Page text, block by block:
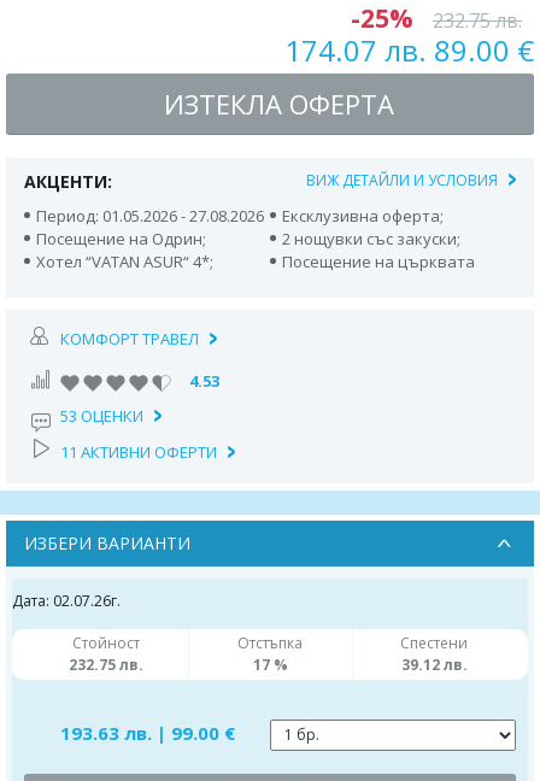
-25% 232.75 лв.
174.07 лв. 89.00 €
ИЗТЕКЛА ОФЕРТА
АКЦЕНТИ: ВИЖ ДЕТАЙЛИ И УСЛОВИЯ
Период: 01.05.2026 - 27.08.2026
Ексклузивна оферта;
Посещение на Одрин;
2 нощувки със закуски;
Хотел “VATAN ASUR“ 4*;
Посещение на църквата
КОМФОРТ ТРАВЕЛ
4.53
53 ОЦЕНКИ
11 АКТИВНИ ОФЕРТИ
ИЗБЕРИ ВАРИАНТИ
Дата: 02.07.26г.
Стойност
232.75 лв.
Отстъпка
17 %
Спестени
39.12 лв.
193.63 лв. | 99.00 €